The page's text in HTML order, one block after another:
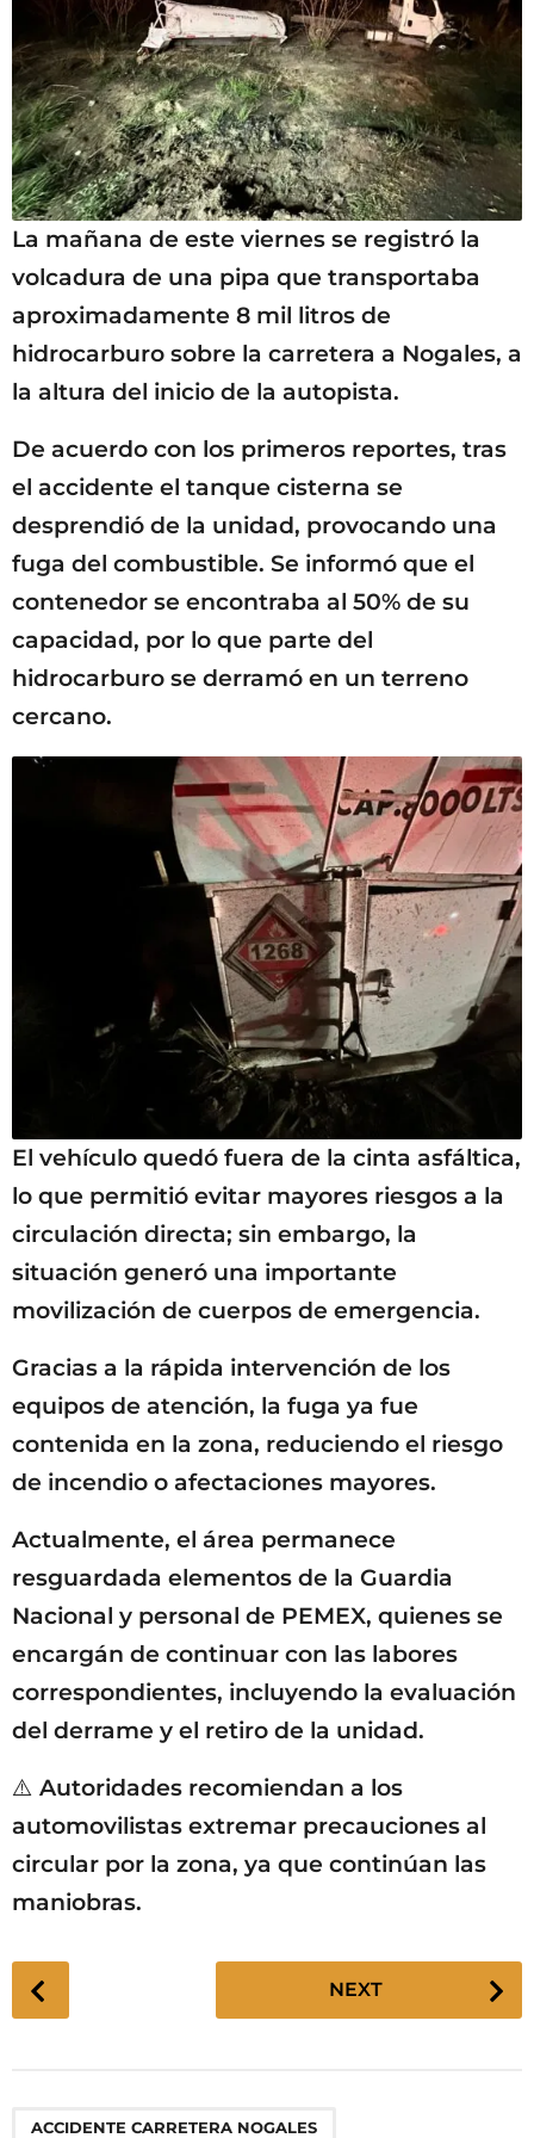
La mañana de este viernes se registró la
volcadura de una pipa que transportaba
aproximadamente 8 mil litros de
hidrocarburo sobre la carretera a Nogales, a
la altura del inicio de la autopista.
De acuerdo con los primeros reportes, tras
el accidente el tanque cisterna se
desprendió de la unidad, provocando una
fuga del combustible. Se informó que el
contenedor se encontraba al 50% de su
capacidad, por lo que parte del
hidrocarburo se derramó en un terreno
cercano.
El vehículo quedó fuera de la cinta asfáltica,
lo que permitió evitar mayores riesgos a la
circulación directa; sin embargo, la
situación generó una importante
movilización de cuerpos de emergencia.
Gracias a la rápida intervención de los
equipos de atención, la fuga ya fue
contenida en la zona, reduciendo el riesgo
de incendio o afectaciones mayores.
Actualmente, el área permanece
resguardada elementos de la Guardia
Nacional y personal de PEMEX, quienes se
encargán de continuar con las labores
correspondientes, incluyendo la evaluación
del derrame y el retiro de la unidad.
⚠️ Autoridades recomiendan a los
automovilistas extremar precauciones al
circular por la zona, ya que continúan las
maniobras.
P
o
NEXT
ACCIDENTE CARRETERA NOGALES